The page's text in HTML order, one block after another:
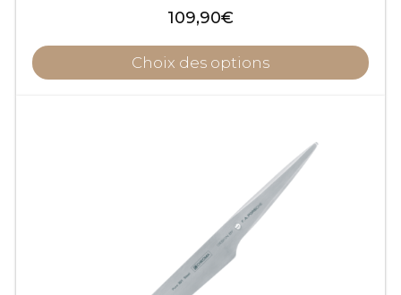
109,90€
Choix des options